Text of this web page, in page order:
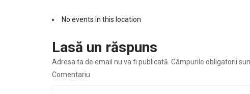
No events in this location
Lasă un răspuns
Adresa ta de email nu va fi publicată. Câmpurile obligatorii
Comentariu